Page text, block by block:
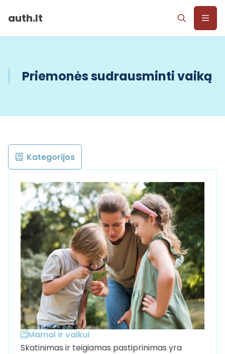
auth.lt
Priemonės sudrausminti vaiką
Mamai ir vaikui
Skatinimas ir teigiamas pastiprinimas yra
Kategorijos